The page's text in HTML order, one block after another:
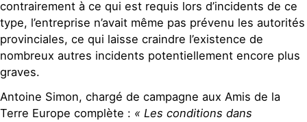
contrairement à ce qui est requis lors d’incidents de ce
type, l’entreprise n’avait même pas prévenu les autorités
provinciales, ce qui laisse craindre l’existence de
nombreux autres incidents potentiellement encore plus
graves.
Antoine Simon, chargé de campagne aux Amis de la
Terre Europe complète : « Les conditions dans